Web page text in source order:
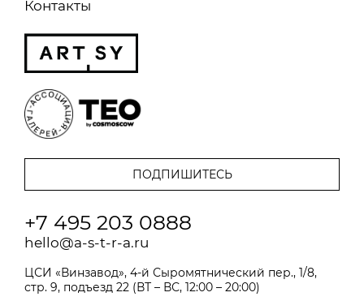
Контакты
+7 495 203 0888
hello@a-s-t-r-a.ru
ЦСИ «Винзавод», 4-й Сыромятнический пер., 1/8,
стр. 9, подъезд 22 (ВТ – ВС, 12:00 – 20:00)